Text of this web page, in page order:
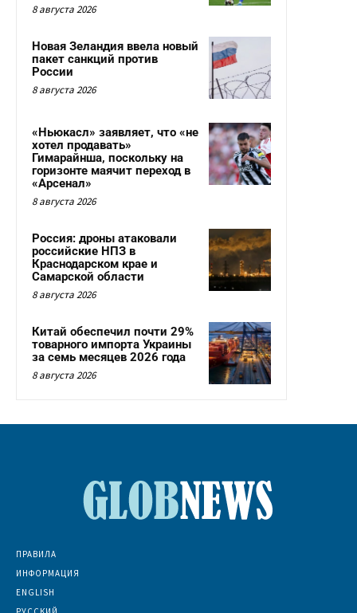
8 августа 2026
Новая Зеландия ввела новый
пакет санкций против
России
8 августа 2026
«Ньюкасл» заявляет, что «не
хотел продавать»
Гимарайнша, поскольку на
горизонте маячит переход в
«Арсенал»
8 августа 2026
Россия: дроны атаковали
российские НПЗ в
Краснодарском крае и
Самарской области
8 августа 2026
Китай обеспечил почти 29%
товарного импорта Украины
за семь месяцев 2026 года
8 августа 2026
ПРАВИЛА
ИНФОРМАЦИЯ
ENGLISH